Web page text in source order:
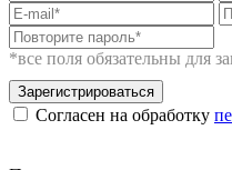
*все поля обязательны для
Зарегистрироваться
Согласен на обработку